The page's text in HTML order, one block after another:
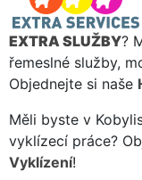
EXTRA SLUŽBY?
řemeslné služby,
Objednejte si naše
Měli byste v
vyklízecí práce?
Vyklízení!